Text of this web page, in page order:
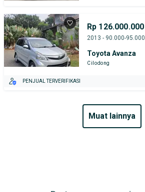
Rp 126.000.000
2013 - 90.000-
Toyota Avanza
Cilodong
PENJUAL TERVERIFIKASI
muat lainnya